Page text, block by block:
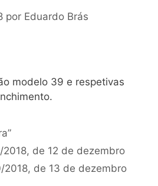
por Eduardo Brás
modelo 39 e respetivas
2018, de 12 de dezembro
2018, de 13 de dezembro